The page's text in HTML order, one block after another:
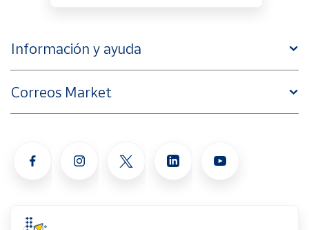
Información y ayuda
Correos Market